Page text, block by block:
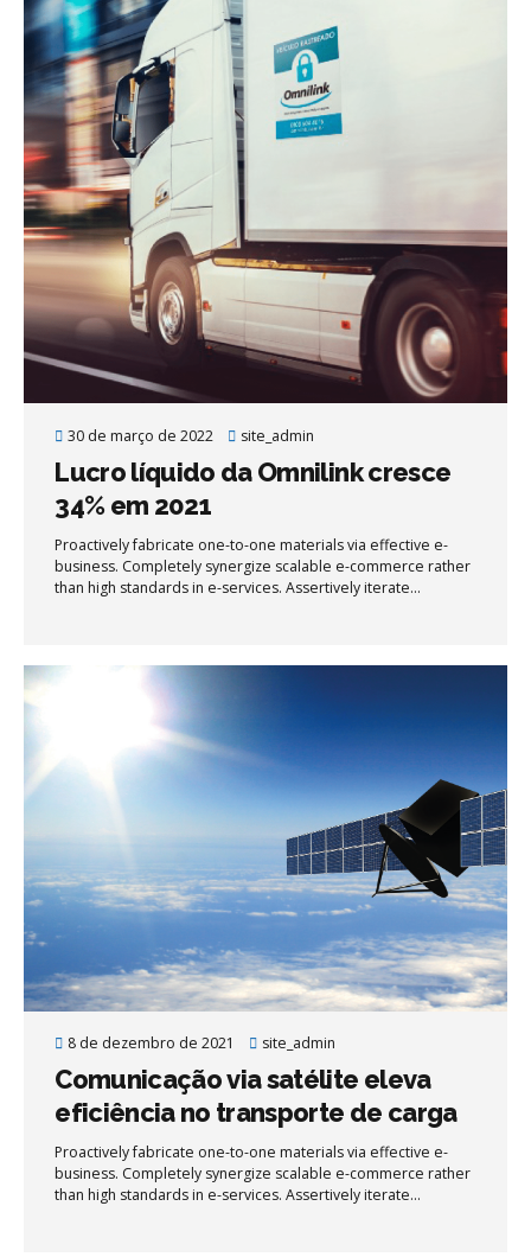
30 de março de 2022 site_admin
Lucro líquido da Omnilink cresce
34% em 2021
Proactively fabricate one-to-one materials via effective e-
business. Completely synergize scalable e-commerce rather
than high standards in e-services. Assertively iterate
8 de dezembro de 2021 site_admin
Comunicação via satélite eleva
eficiência no transporte de carga
Proactively fabricate one-to-one materials via effective e-
business. Completely synergize scalable e-commerce rather
than high standards in e-services. Assertively iterate